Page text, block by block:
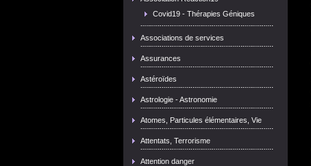
Covid19 - Thérapies Géniques
Associations de services
Assurances
Astéroïdes
Astrologie - Astronomie
Atomes, Particules élémentaires, Vie
Attentats, Terrorisme
Attention danger